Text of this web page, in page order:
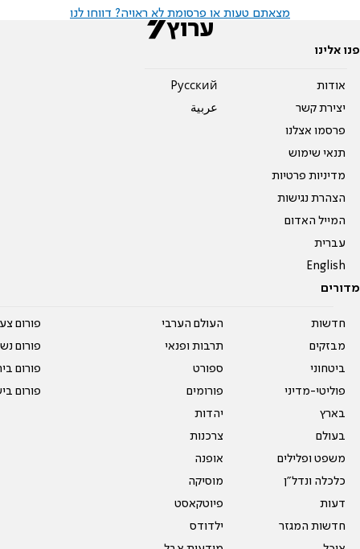
מצאתם טעות או פרסומת לא ראויה? דווחו לנו
פנו אלינו
אודות
יצירת קשר
פרסמו אצלנו
תנאי שימוש
מדיניות פרטיות
הצהרת נגישות
המייל האדום
עברית
English
Pусский
عربية
מדורים
חדשות
מבזקים
ביטחוני
פוליטי-מדיני
בארץ
בעולם
משפט ופלילים
כלכלה ונדל"ן
דעות
חדשות המגזר
העולם הערבי
תרבות ופנאי
ספורט
פורומים
יהדות
צרכנות
אופנה
מוסיקה
פיוטקאסט
ילדודס
פורום
פורום
פורום
פורום